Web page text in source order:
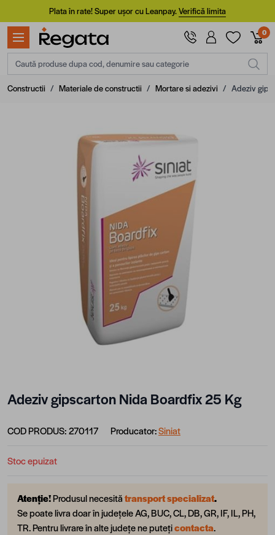
Mergi la ConținutPlata în rate! Super ușor cu Leanpay.Verifică limita
0
Caută produse dupa cod, denumire sau categorie
Constructii / Materiale de constructii / Mortare si adezivi / Adeziv
Adeziv gipscarton Nida Boardfix 25 Kg
COD PRODUS:270117 Producator:Siniat
Stoc epuizat
Atenție!Produsul necesitătransport specializat.
Se poate livra doar în județele AG, BUC, CL, DB, GR, IF, IL, PH,
TR. Pentru livrare în alte județe ne putețicontacta.